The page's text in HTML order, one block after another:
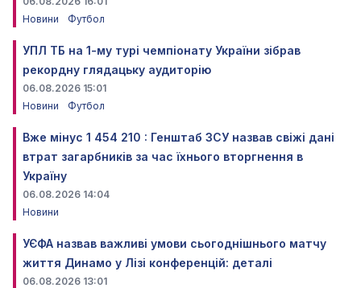
Новини
Футбол
УПЛ ТБ на 1-му турі чемпіонату України зібрав
рекордну глядацьку аудиторію
06.08.2026 15:01
Новини
Футбол
Вже мінус 1 454 210 : Генштаб ЗСУ назвав свіжі дані
втрат загарбників за час їхнього вторгнення в
Україну
06.08.2026 14:04
Новини
УЄФА назвав важливі умови сьогоднішнього матчу
життя Динамо у Лізі конференцій: деталі
06.08.2026 13:01